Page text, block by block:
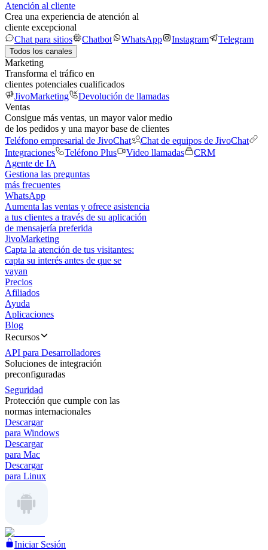
Atención al cliente
Crea una experiencia de atención al
cliente excepcional
Chat para sitios
Chatbot WhatsApp Instagram Telegram
Todos los canales
Marketing
Transforma el tráfico en
clientes potenciales cualificados
JivoMarketing
Devolución de llamadas
Ventas
Consigue más ventas, un mayor valor medio
de los pedidos y una mayor base de clientes
Teléfono empresarial de JivoChat
Chat de equipos de JivoChat
Integraciones
Teléfono Plus Video llamadas
CRM
Agente de IA
Gestiona las preguntas
más frecuentes
WhatsApp
Aumenta las ventas y ofrece asistencia
a tus clientes a través de su aplicación
de mensajería preferida
JivoMarketing
Capta la atención de tus visitantes:
capta su interés antes de que se
vayan
Precios
Afiliados
Ayuda
Aplicaciones
Blog
Recursos
API para Desarrolladores
Soluciones de integración
preconfiguradas
Seguridad
Protección que cumple con las
normas internacionales
Descargar
para Windows
Descargar
para Mac
Descargar
para Linux
Iniciar Sesión